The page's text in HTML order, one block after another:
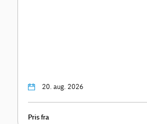
20. aug. 2026
Pris fra